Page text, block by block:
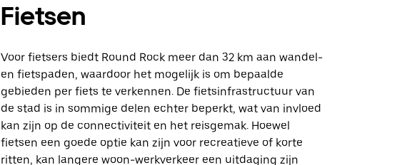
Fietsen
Voor fietsers biedt Round Rock meer dan 32 km aan wandel-
en fietspaden, waardoor het mogelijk is om bepaalde
gebieden per fiets te verkennen. De fietsinfrastructuur van
de stad is in sommige delen echter beperkt, wat van invloed
kan zijn op de connectiviteit en het reisgemak. Hoewel
fietsen een goede optie kan zijn voor recreatieve of korte
ritten, kan langere woon-werkverkeer een uitdaging zijn